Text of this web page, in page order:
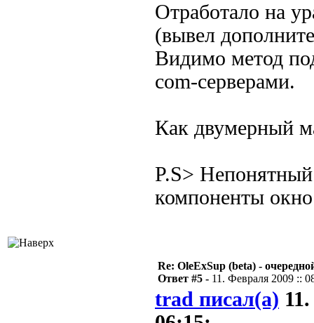
Отработало на
(вывел
Видимо метод
com-серверами.
Как двумерный
P.S>
компоненты
Re: OleExSup (beta) -
Ответ #5 - 11. Февраля 2009 ::
trad писал(а)